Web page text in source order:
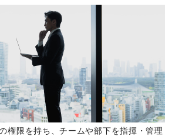
権限を持ち、チームや部下を指揮・管理